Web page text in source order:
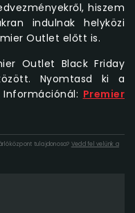
hiszem
indulnak helyközi
Outlet előtt is.
Outlet Black Friday
Nyomtasd ki a
Premier
tulajdonosa? Vedd fel velünk a